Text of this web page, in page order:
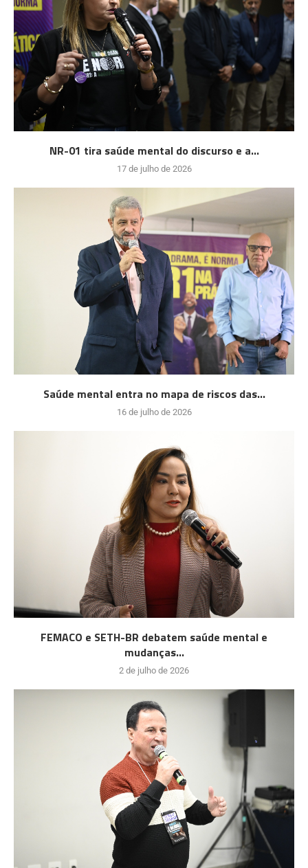
NR-01 tira saúde mental do discurso e a...
17 de julho de 2026
Saúde mental entra no mapa de riscos das...
16 de julho de 2026
FEMACO e SETH-BR debatem saúde mental e
mudanças...
2 de julho de 2026